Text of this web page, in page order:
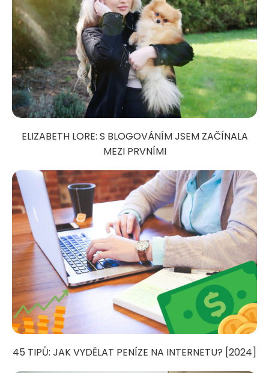
ELIZABETH LORE: S BLOGOVÁNÍM JSEM ZAČÍNALA
MEZI PRVNÍMI
45 TIPŮ: JAK VYDĚLAT PENÍZE NA INTERNETU? [2024]